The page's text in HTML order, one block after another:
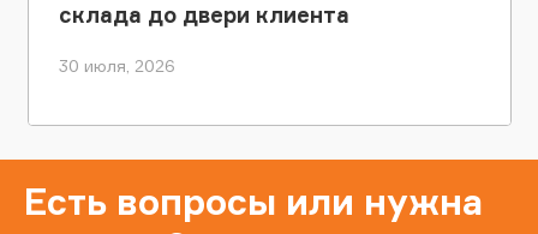
склада до двери клиента
30 июля, 2026
Есть вопросы или нужна